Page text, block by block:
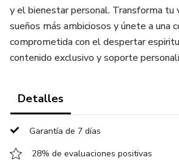
y el bienestar personal. Transforma tu
sueños más ambiciosos y únete a una
comprometida con el despertar
contenido exclusivo y soporte
Detalles
Garantía de 7 días
28% de evaluaciones positivas